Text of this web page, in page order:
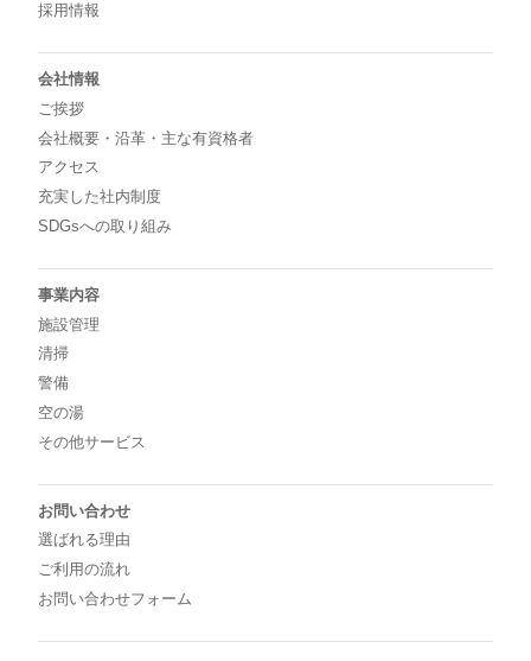
採用情報
会社情報
ご挨拶
会社概要・沿革・主な有資格者
アクセス
充実した社内制度
SDGsへの取り組み
事業内容
施設管理
清掃
警備
空の湯
その他サービス
お問い合わせ
選ばれる理由
ご利用の流れ
お問い合わせフォーム